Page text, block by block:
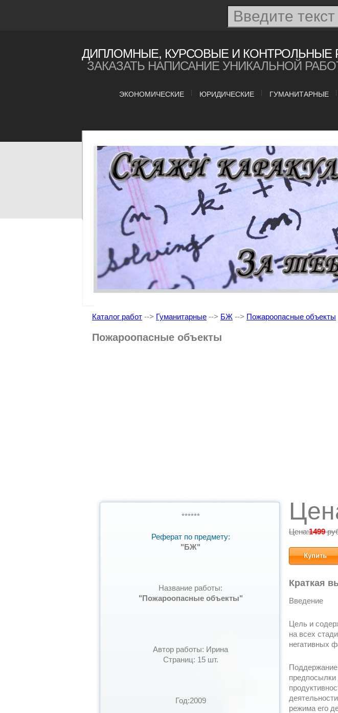
ДИПЛОМНЫЕ, КУРСОВЫЕ И КОНТРОЛЬНЫЕ
ЗАКАЗАТЬ НАПИСАНИЕ УНИКАЛЬНОЙ
ЭКОНОМИЧЕСКИЕ ЮРИДИЧЕСКИЕ ГУМАНИТАРНЫЕ
Каталог работ --> Гуманитарные --> БЖ --> Пожароопасные объекты
Пожароопасные объекты
******
Реферат по предмету:
"БЖ"
Название работы:
"Пожароопасные объекты"
Автор работы: Ирина
Страниц: 15 шт.
Год:2009
Цена:1499
Купить
Краткая
Введение
Цель и
на всех
негативных
предпосылки
режима его